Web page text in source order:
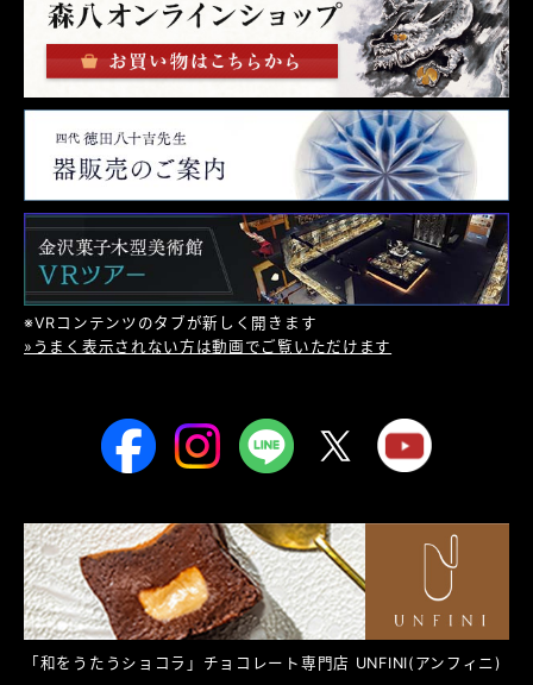
※VRコンテンツのタブが新しく開きます
»うまく表示されない方は動画でご覧いただけます
「和をうたうショコラ」チョコレート専門店 UNFINI(アンフィニ)